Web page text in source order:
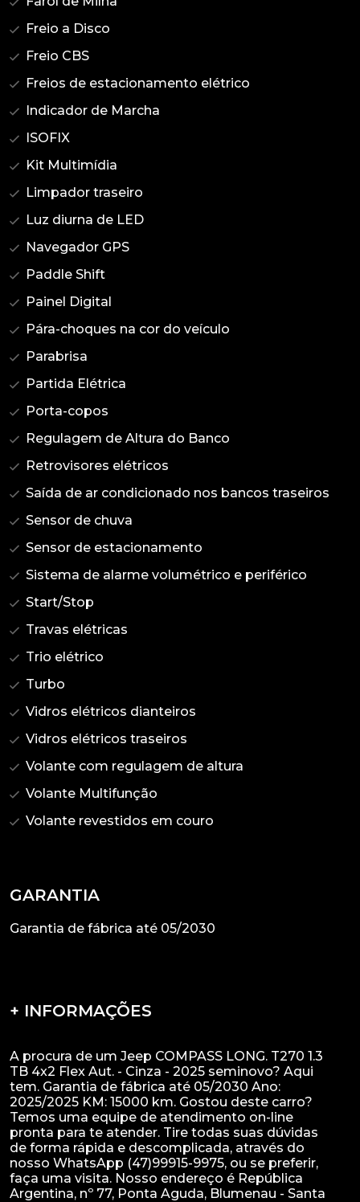
Freio a Disco
Freio CBS
Freios de estacionamento elétrico
Indicador de Marcha
ISOFIX
Kit Multimídia
Limpador traseiro
Luz diurna de LED
Navegador GPS
Paddle Shift
Painel Digital
Pára-choques na cor do veículo
Parabrisa
Partida Elétrica
Porta-copos
Regulagem de Altura do Banco
Retrovisores elétricos
Saída de ar condicionado nos bancos traseiros
Sensor de chuva
Sensor de estacionamento
Sistema de alarme volumétrico e periférico
Start/Stop
Travas elétricas
Trio elétrico
Turbo
Vidros elétricos dianteiros
Vidros elétricos traseiros
Volante com regulagem de altura
Volante Multifunção
Volante revestidos em couro
GARANTIA
Garantia de fábrica até 05/2030
+ INFORMAÇÕES
A procura de um Jeep COMPASS LONG. T270 1.3
TB 4x2 Flex Aut. - Cinza - 2025 seminovo? Aqui
tem. Garantia de fábrica até 05/2030 Ano:
2025/2025 KM: 15000 km. Gostou deste carro?
Temos uma equipe de atendimento on-line
pronta para te atender. Tire todas suas dúvidas
de forma rápida e descomplicada, através do
nosso WhatsApp (47)99915-9975, ou se preferir,
faça uma visita. Nosso endereço é República
Argentina, nº 77, Ponta Aguda, Blumenau - Santa